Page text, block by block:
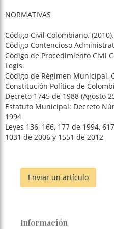
NORMATIVAS
Código Civil Colombiano.
Código Contencioso
Código de Procedimiento Civil
Legis.
Código de Régimen Municipal,
Constitución Política de
Decreto 1745 de 1988 (Agosto
Estatuto Municipal: Decreto
1994
Leyes 136, 166, 177 de 1994,
1031 de 2006 y 1551 de 2012
Enviar un artículo
Información